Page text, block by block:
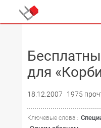
для
18.12.2007 1975
Ключевые слова :